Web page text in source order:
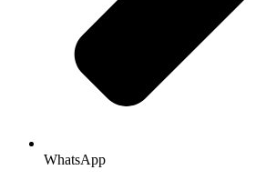
WhatsApp